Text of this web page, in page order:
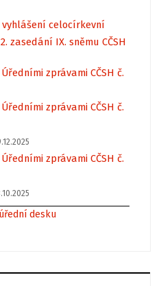
vyhlášení celocírkevní
zasedání IX. sněmu CČSH
zprávami CČSH č.
zprávami CČSH č.
zprávami CČSH č.
desku